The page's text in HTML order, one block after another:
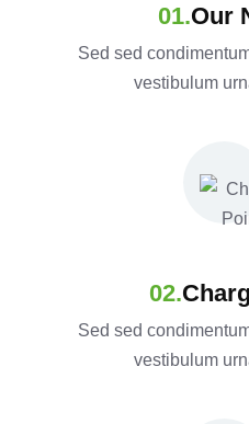
Our
Sed sed
vestibulum
Sed sed
vestibulum